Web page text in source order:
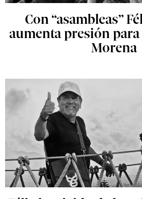
Con “asambleas”
aumenta presión
Morena